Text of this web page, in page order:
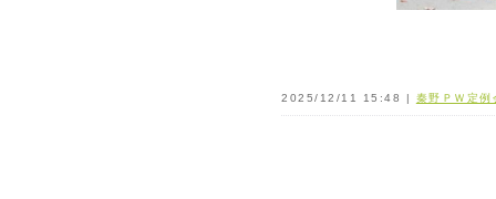
2025/12/11 15:48 | 秦野ＰＷ定例